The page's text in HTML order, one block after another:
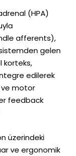
(HPA)
afferents),
gelen
korteks,
edilerek
ve motor
feedback
üzerindeki
ve ergonomik